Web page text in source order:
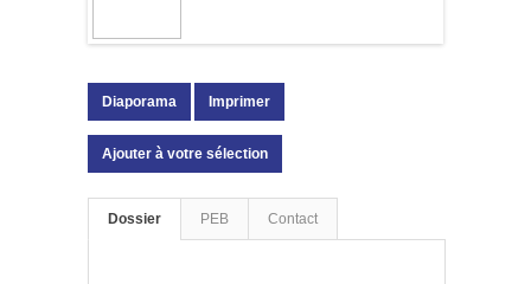
Diaporama Imprimer
Ajouter à votre sélection
Dossier PEB Contact